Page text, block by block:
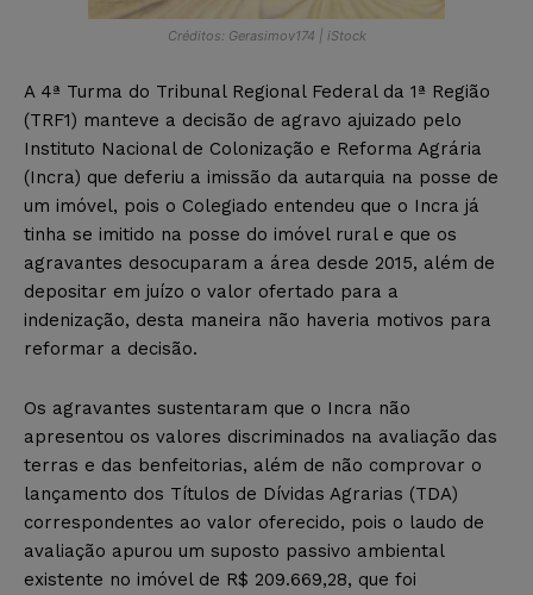
Créditos: Gerasimov174 | iStock
A 4ª Turma do Tribunal Regional Federal da 1ª Região
(TRF1) manteve a decisão de agravo ajuizado pelo
Instituto Nacional de Colonização e Reforma Agrária
(Incra) que deferiu a imissão da autarquia na posse de
um imóvel, pois o Colegiado entendeu que o Incra já
tinha se imitido na posse do imóvel rural e que os
agravantes desocuparam a área desde 2015, além de
depositar em juízo o valor ofertado para a
indenização, desta maneira não haveria motivos para
reformar a decisão.
Os agravantes sustentaram que o Incra não
apresentou os valores discriminados na avaliação das
terras e das benfeitorias, além de não comprovar o
lançamento dos Títulos de Dívidas Agrarias (TDA)
correspondentes ao valor oferecido, pois o laudo de
avaliação apurou um suposto passivo ambiental
existente no imóvel de R$ 209.669,28, que foi